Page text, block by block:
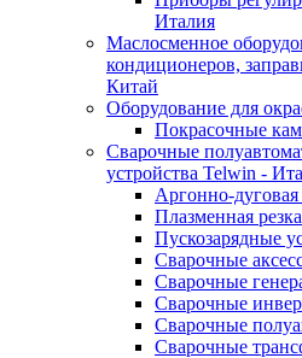
Италия
Маслосменное
кондиционеров,
Китай
Оборудование для
Покрасочные
Сварочные
устройства Telwin -
Аргонно-
Плазменная резка
Пускозарядные
Сварочные
Сварочные
Сварочные
Сварочные
Сварочные